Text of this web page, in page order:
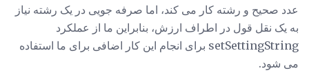
عدد صحیح و رشته کار می کند، اما صرفه جویی در یک رشته نیاز
به یک نقل قول در اطراف ارزش، بنابراین ما از عملکرد
setSettingString برای انجام این کار اضافی برای ما استفاده
می شود.